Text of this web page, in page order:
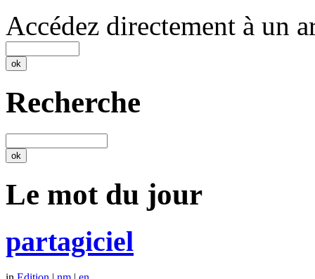
Accédez directement à un
Recherche
Le mot du jour
partagiciel